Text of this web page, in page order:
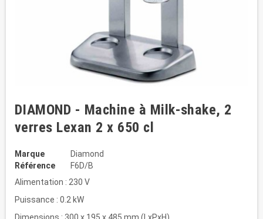
DIAMOND - Machine à Milk-shake, 2
verres Lexan 2 x 650 cl
Marque
Diamond
Référence
F6D/B
Alimentation : 230 V
Puissance : 0.2 kW